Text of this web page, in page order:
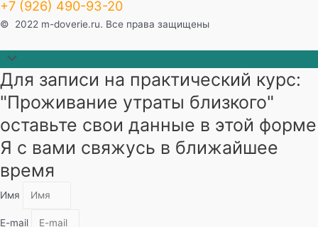
+7 (926) 490-93-20
© 2022 m-doverie.ru. Все права защищены
Прокрутить
наверх
Для записи на практический курс:
"Проживание утраты близкого"
оставьте свои данные в этой форме
Я с вами свяжусь в ближайшее
время
Имя
E-mail